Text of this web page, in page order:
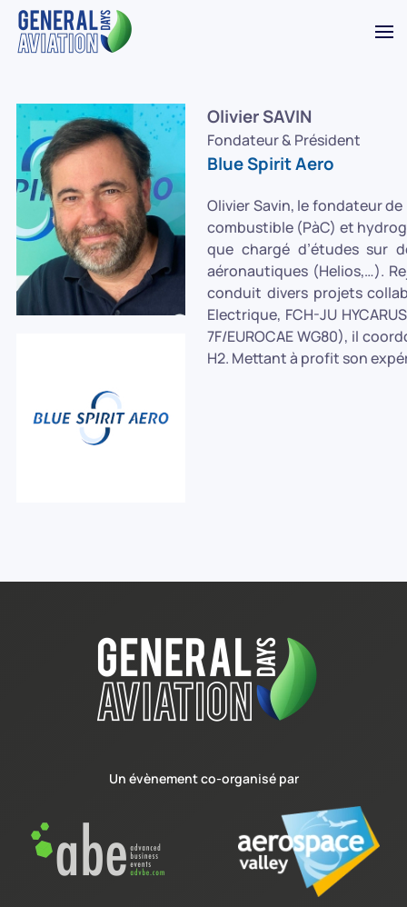
Accéder au contenu principal
Olivier SAVIN
Fondateur & Président
Blue Spirit Aero
Olivier Savin, le fondateur
combustible (PàC) et
que chargé d’études sur
aéronautiques (Helios,…).
conduit divers projets
Electrique, FCH-JU
7F/EUROCAE WG80), il
H2. Mettant à profit son
Un évènement co-organisé par